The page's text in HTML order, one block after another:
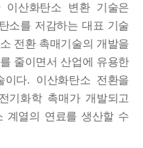
이산화탄소 변환 기술은
소를 저감하는 대표 기술
전환 촉매기술의 개발을
줄이면서 산업에 유용한
이다. 이산화탄소 전환을
기화학 촉매가 개발되고
계열의 연료를 생산할 수